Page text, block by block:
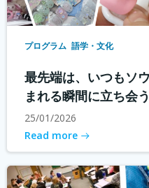
プログラム 語学・文化
最先端は、いつもソ
まれる瞬間に立ち会
25/01/2026
Read more